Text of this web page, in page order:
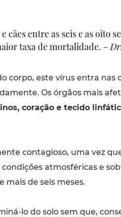
e cães entre as seis e as oito
taxa de mortalidade. –
corpo, este vírus entra nas
Os órgãos mais
coração e tecido
contagioso, uma vez
condições atmosféricas e
de seis meses.
lo do solo sem que,